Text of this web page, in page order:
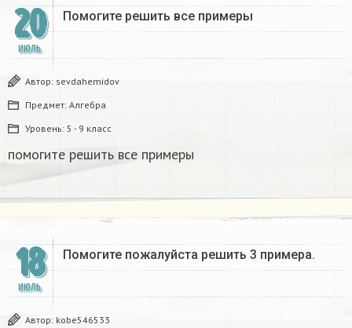
20
ИЮЛЬ
Помогите решить все примеры​
Автор: sevdahemidov
Предмет: Алгебра
Уровень: 5 - 9 класс
помогите решить все примеры​
18
ИЮЛЬ
Помогите пожалуйста решить 3 примера. ​
Автор: kobe546533